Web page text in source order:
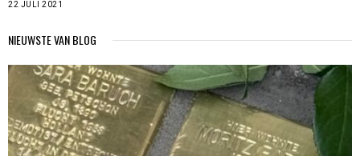
22 JULI 2021
NIEUWSTE VAN BLOG